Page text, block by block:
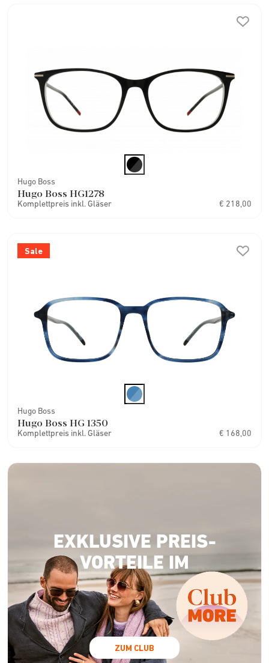
Hugo Boss
Hugo Boss HG1278
Komplettpreis inkl. Gläser € 218,00
Sale
Hugo Boss
Hugo Boss HG 1350
Komplettpreis inkl. Gläser € 168,00
EXKLUSIVE PREIS-
VORTEILE IM
ZUM CLUB